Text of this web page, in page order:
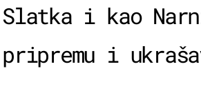
Slatka i kao
pripremu i